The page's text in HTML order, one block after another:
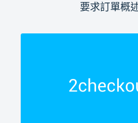
要求訂單概